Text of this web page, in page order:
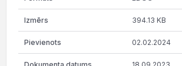
394.13 KB
02.02.2024